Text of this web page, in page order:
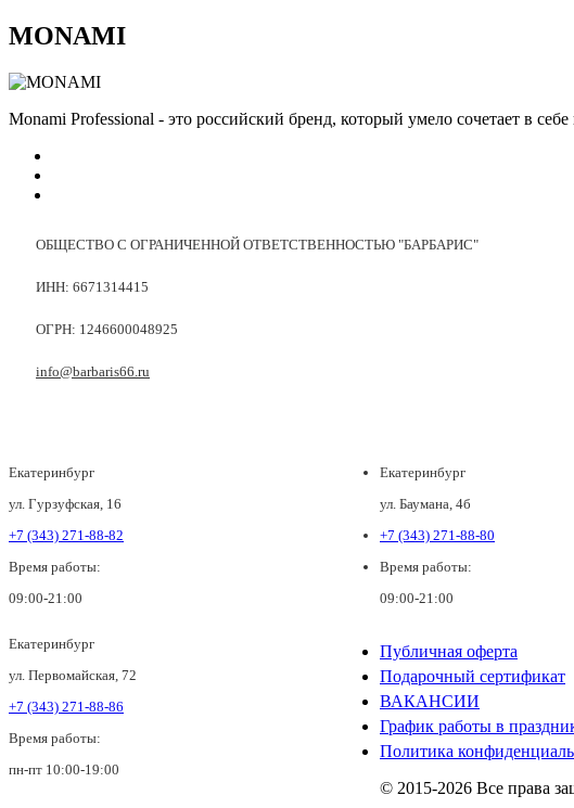
MONAMI
Monami Professional - это российский бренд, который умело сочетает в
ОБЩЕСТВО С ОГРАНИЧЕННОЙ ОТВЕТСТВЕННОСТЬЮ "БАРБАРИС"
ИНН: 6671314415
ОГРН: 1246600048925
info@barbaris66.ru
Екатеринбург
ул. Гурзуфская, 16
+7 (343) 271-88-82
Время работы:
09:00-21:00
Екатеринбург
ул. Баумана, 4б
+7 (343) 271-88-80
Время работы:
09:00-21:00
Екатеринбург
ул. Первомайская, 72
+7 (343) 271-88-86
Время работы:
пн-пт 10:00-19:00
Публичная оферта
Подарочный сертификат
ВАКАНСИИ
График работы в
Политика
© 2015-2026 Все права